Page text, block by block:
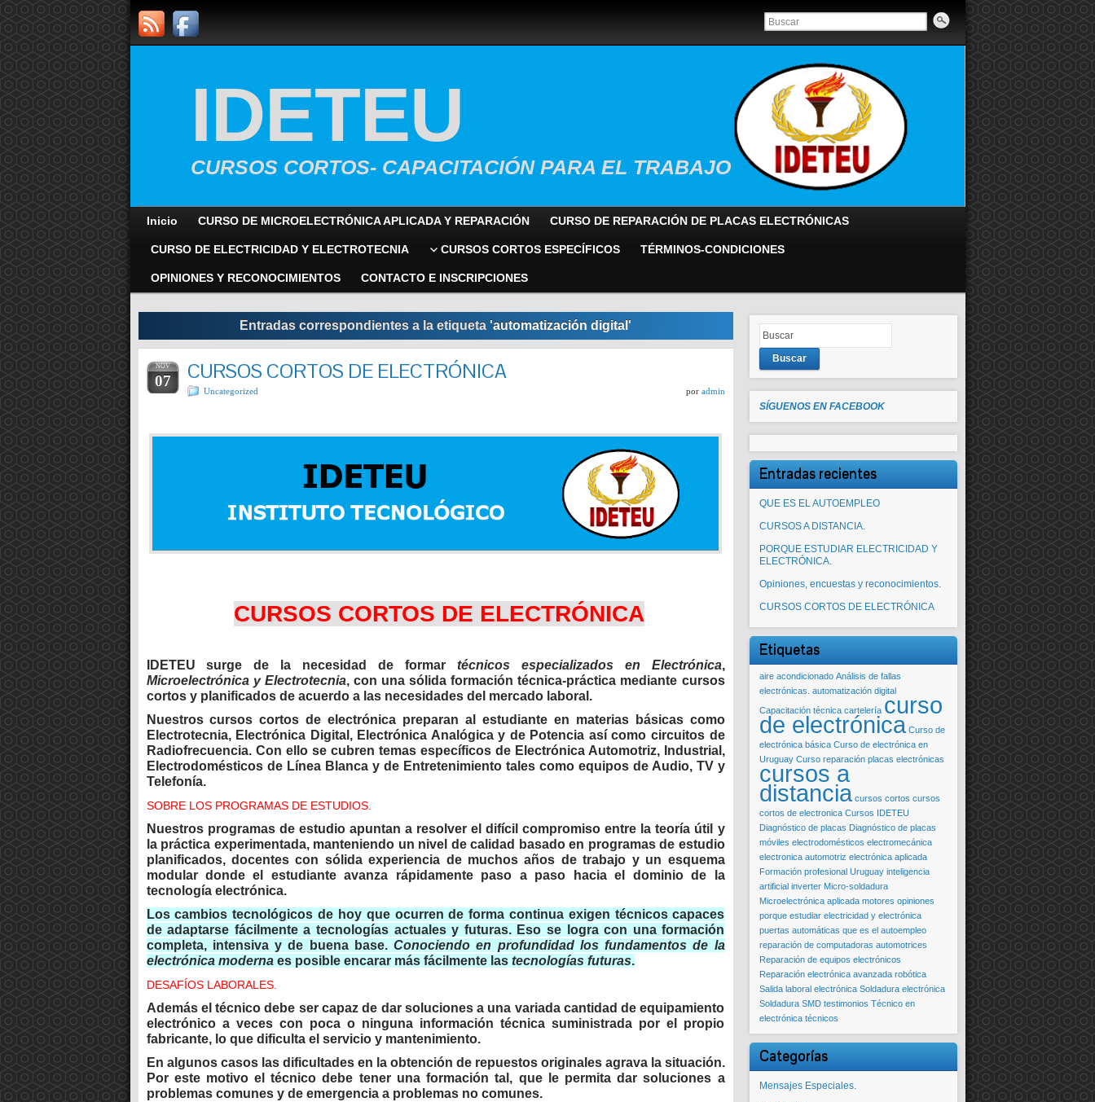
IDETEU
CURSOS CORTOS- CAPACITACIÓN PARA EL TRABAJO
Inicio CURSO DE MICROELECTRÓNICA APLICADA Y REPARACIÓN CURSO DE REPARACIÓN DE PLACAS ELECTRÓNICAS
CURSO DE ELECTRICIDAD Y ELECTROTECNIA CURSOS CORTOS ESPECÍFICOS TÉRMINOS-CONDICIONES
OPINIONES Y RECONOCIMIENTOS CONTACTO E INSCRIPCIONES
Entradas correspondientes a la etiqueta 'automatización digital '
NOV
07 CURSOS CORTOS DE ELECTRÓNICA
Uncategorized por admin
CURSOS CORTOS DE ELECTRÓNICA
IDETEU surge de la necesidad de formartécnicos especializados en Electrónica,
Microelectrónica y Electrotecnia, con una sólida formación técnica-práctica mediante cursos
cortos y planificados de acuerdo a las necesidades del mercado laboral.
Nuestroscursos cortos de electrónica preparan al estudiante en materias básicas como
Electrotecnia, Electrónica Digital, Electrónica Analógica y de Potencia así como circuitos de
Radiofrecuencia. Con ello se cubren temas específicos de Electrónica Automotriz, Industrial,
Electrodomésticos de Línea Blanca y de Entretenimiento tales como equipos de Audio, TV y
Telefonía.
SOBRE LOS PROGRAMAS DE ESTUDIOS.
Nuestros programas de estudio apuntan a resolver el difícil compromiso entre la teoría útil y
la práctica experimentada, manteniendo un nivel de calidad basado en programas de estudio
planificados, docentes con sólida experiencia de muchos años de trabajo y un esquema
modular donde el estudiante avanza rápidamente paso a paso hacia el dominio de la
tecnología electrónica.
Los cambios tecnológicos de hoy que ocurren de forma continua exigen técnicos capaces
de adaptarse fácilmente a tecnologías actuales y futuras. Eso se logra con una formación
completa, intensiva y de buena base. Conociendo en profundidad los fundamentos de la
electrónica modernaes posible encarar más fácilmente las tecnologías futuras.
DESAFÍOS LABORALES.
Además el técnico debe ser capaz de dar soluciones a una variada cantidad de equipamiento
electrónico a veces con poca o ninguna información técnica suministrada por el propio
fabricante, lo que dificulta el servicio y mantenimiento.
En algunos casos las dificultades en la obtención de repuestos originales agrava la situación.
Por este motivo el técnico debe tener una formación tal, que le permita dar soluciones a
problemas comunes y de emergencia a problemas no comunes.
Buscar
SÍGUENOS EN FACEBOOK
Entradas recientes
QUE ES EL AUTOEMPLEO
CURSOS A DISTANCIA.
PORQUE ESTUDIAR ELECTRICIDAD Y
ELECTRÓNICA.
Opiniones, encuestas y reconocimientos.
CURSOS CORTOS DE ELECTRÓNICA
Etiquetas
aire acondicionado Análisis de fallas
electrónicas. automatización digital
Capacitación técnica cartelería curso
de electrónica Curso de
electrónica básica Curso de electrónica en
Uruguay Curso reparación placas electrónicas
cursos a
distancia cursos cortos cursos
cortos de electronica Cursos IDETEU
Diagnóstico de placas Diagnóstico de placas
móviles electrodomésticos electromecánica
electronica automotriz electrónica aplicada
Formación profesional Uruguay inteligencia
artificial inverter Micro-soldadura
Microelectrónica aplicada motores opiniones
porque estudiar electricidad y electrónica
puertas automáticas que es el autoempleo
reparación de computadoras automotrices
Reparación de equipos electrónicos
Reparación electrónica avanzada robótica
Salida laboral electrónica Soldadura electrónica
Soldadura SMD testimonios Técnico en
electrónica técnicos
Categorías
Mensajes Especiales.